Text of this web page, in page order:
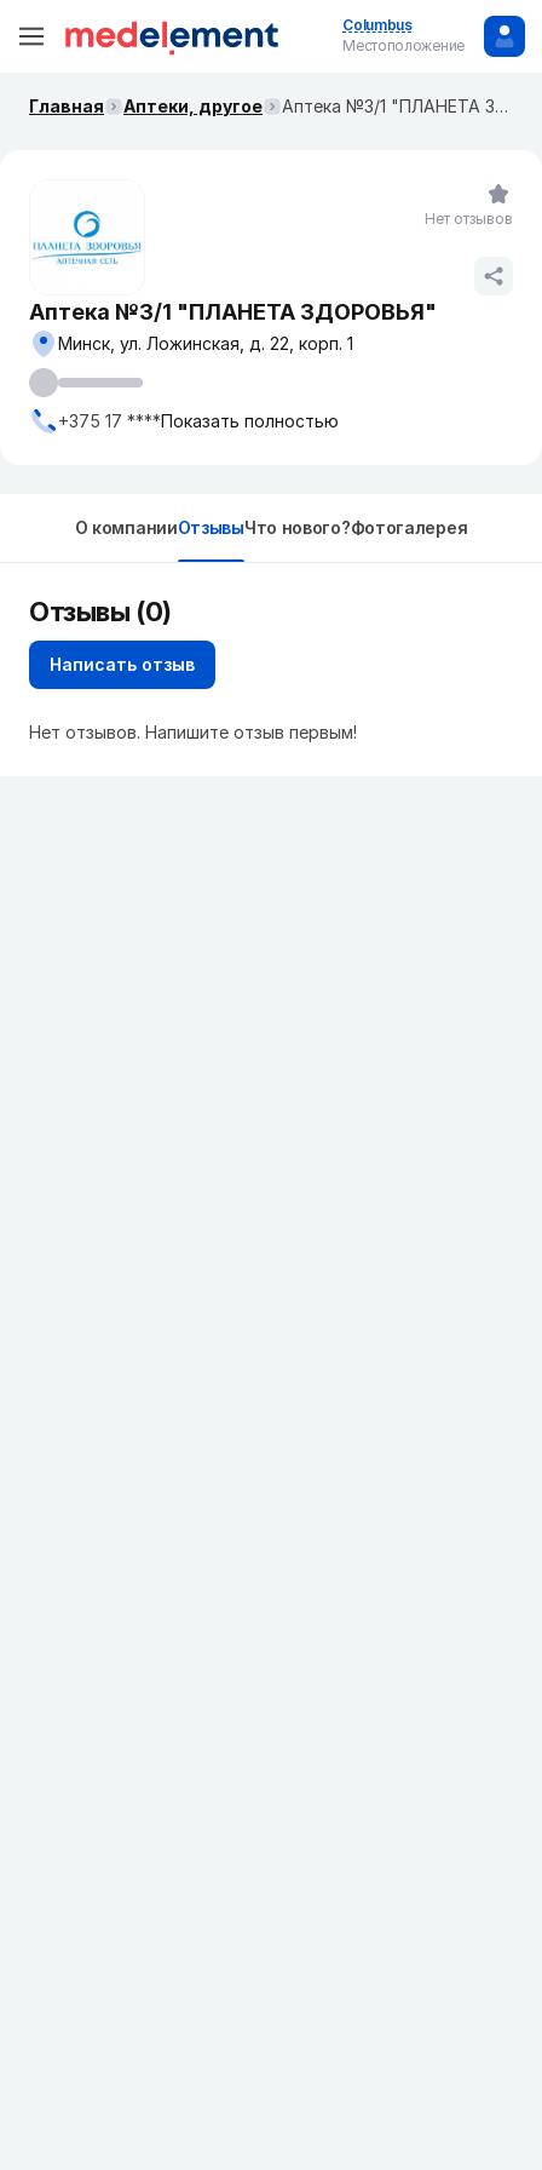
Columbus
Местоположение
Главная Аптеки, другое Аптека №3/1 "ПЛАНЕТА ЗДОРОВЬЯ"
Аптека №3/1 "ПЛАНЕТА ЗДОРОВЬЯ"
Минск, ул. Ложинская, д. 22, корп. 1
+375 17 ****Показать полностью
Нет отзывов
О компанииОтзывыЧто нового?Фотогалерея
Отзывы (0)
Написать отзыв
Нет отзывов. Напишите отзыв первым!